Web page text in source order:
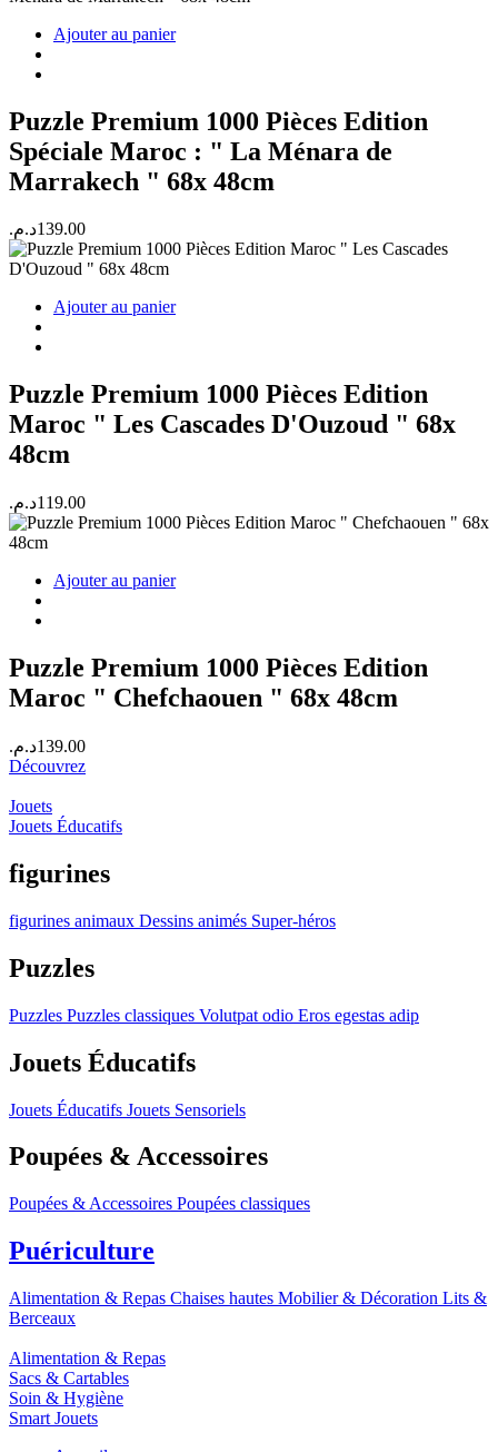
Ajouter au panier
Puzzle Premium 1000 Pièces Edition
Spéciale Maroc : " La Ménara de
Marrakech " 68x 48cm
139.00د.م.
Ajouter au panier
Puzzle Premium 1000 Pièces Edition
Maroc " Les Cascades D'Ouzoud " 68x
48cm
119.00د.م.
Ajouter au panier
Puzzle Premium 1000 Pièces Edition
Maroc " Chefchaouen " 68x 48cm
139.00د.م.
Découvrez
Jouets
Jouets Éducatifs
figurines
figurines animaux Dessins animés Super-héros
Puzzles
Puzzles Puzzles classiques Volutpat odio Eros egestas adip
Jouets Éducatifs
Jouets Éducatifs Jouets Sensoriels
Poupées & Accessoires
Poupées & Accessoires Poupées classiques
Puériculture
Alimentation & Repas Chaises hautes Mobilier & Décoration Lits &
Berceaux
Alimentation & Repas
Sacs & Cartables
Soin & Hygiène
Smart Jouets